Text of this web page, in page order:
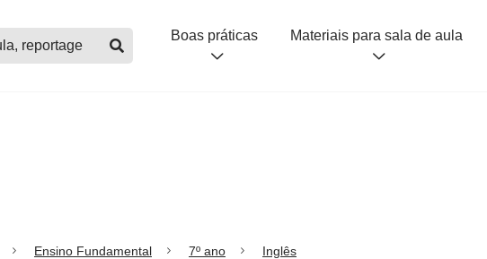
Boas práticas Materiais para sala de aula
Ensino Fundamental 7º ano Inglês